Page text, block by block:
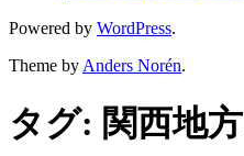
Powered by WordPress.
Theme by Anders Norén.
タグ: 関西地方